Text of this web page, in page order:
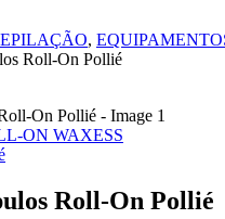
,
Roll-On Pollié
ON WAXESS
Roll-On Pollié